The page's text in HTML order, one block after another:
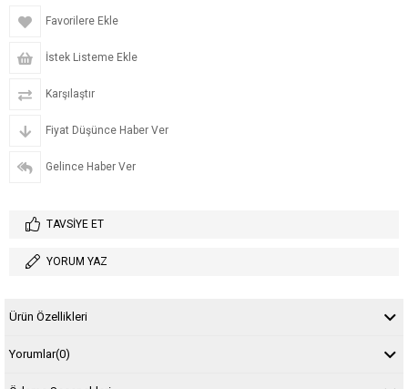
Favorilere Ekle
İstek Listeme Ekle
Karşılaştır
Fiyat Düşünce Haber Ver
Gelince Haber Ver
TAVSIYE ET
YORUM YAZ
Ürün Özellikleri
Yorumlar(0)